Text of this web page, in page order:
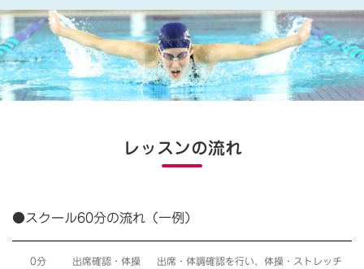
レッスンの流れ
●スクール60分の流れ（一例）
0分 出席確認・体操
出席・体調確認を行い、体操・ストレッチ